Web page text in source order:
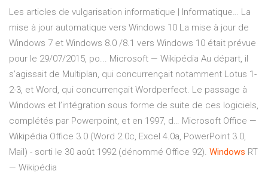
Les articles de vulgarisation informatique | Informatique… La
mise à jour automatique vers Windows 10 La mise à jour de
Windows 7 et Windows 8.0 /8.1 vers Windows 10 était prévue
pour le 29/07/2015, po... Microsoft — Wikipédia Au départ, il
s’agissait de Multiplan, qui concurrençait notamment Lotus 1-
2-3, et Word, qui concurrençait Wordperfect. Le passage à
Windows et l’intégration sous forme de suite de ces logiciels,
complétés par Powerpoint, et en 1997, d… Microsoft Office —
Wikipédia Office 3.0 (Word 2.0c, Excel 4.0a, PowerPoint 3.0,
Mail) - sorti le 30 août 1992 (dénommé Office 92). Windows RT
— Wikipédia